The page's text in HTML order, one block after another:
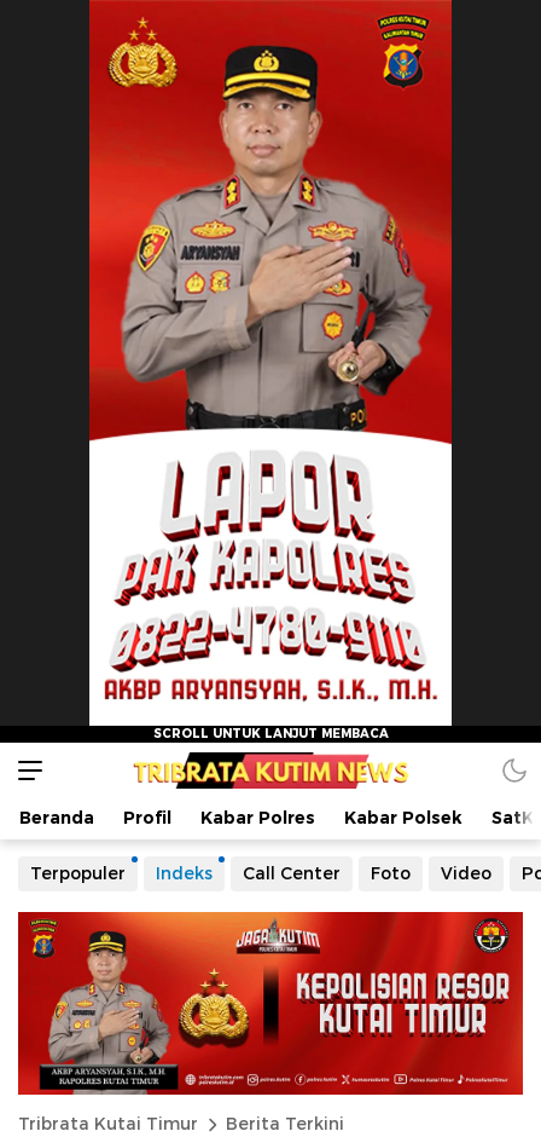
Beranda Profil Kabar Polres Kabar Polsek
Terpopuler Indeks Call Center Foto Video
Tribrata Kutai Timur Berita Terkini